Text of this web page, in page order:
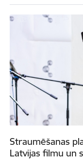
Straumēšanas
Latvijas filmu un